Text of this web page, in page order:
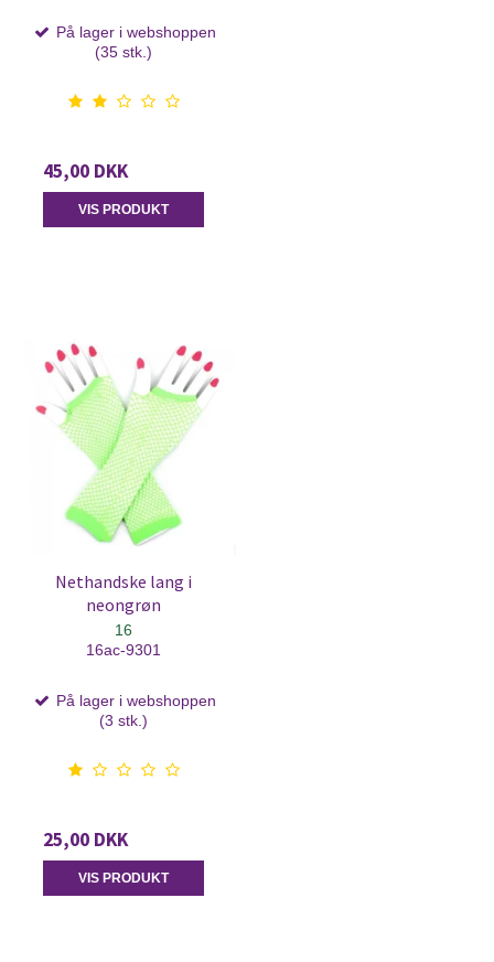
På lager i webshoppen
(35 stk.)
45,00 DKK
VIS PRODUKT
Nethandske lang i
neongrøn
16
16ac-9301
På lager i webshoppen
(3 stk.)
25,00 DKK
VIS PRODUKT